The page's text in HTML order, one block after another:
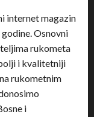
internet magazin
Osnovni
rukometa
i kvalitetniji
rukometnim
i